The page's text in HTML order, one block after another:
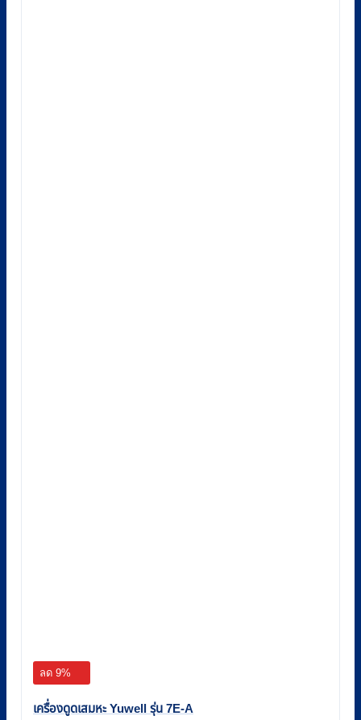
ลด 9%
เครื่องดูดเสมหะ Yuwell รุ่น 7E-A